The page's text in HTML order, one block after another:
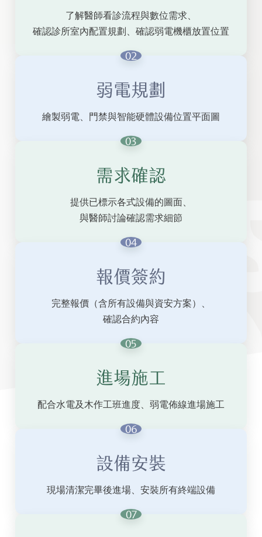
了解醫師看診流程與數位需求、
確認診所室內配置規劃、 確認弱電機櫃放置位置
02
弱電規劃
繪製弱電、門禁與智能硬體設備位置平面圖
03
需求確認
提供已標示各式設備的圖面、
與醫師討論確認需求細節
04
報價簽約
完整報價（含所有設備與資安方案）、
確認合約內容
05
進場施工
配合水電及木作工班進度、 弱電佈線進場施工
06
設備安裝
現場清潔完畢後進場、 安裝所有終端設備
07